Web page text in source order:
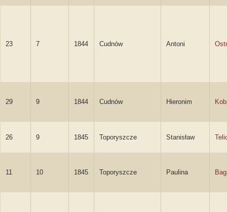
23 7 1844 Cudnów Antoni
29 9 1844 Cudnów Hieronim
26 9 1845 Toporyszcze Stanisław
11 10 1845 Toporyszcze Paulina